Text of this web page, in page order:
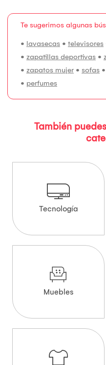
Te sugerimos algunas
• lavasecas • televisores
• zapatillas deportivas •
• zapatos mujer • sofas •
• perfumes
También
Tecnología
Muebles